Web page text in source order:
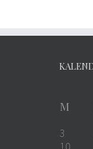
M
3